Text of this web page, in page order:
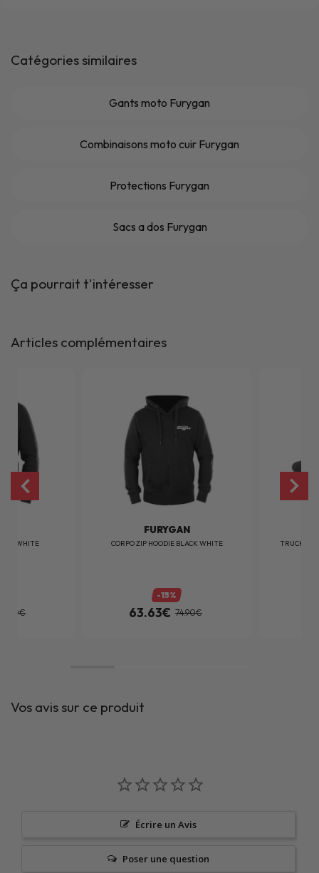
Catégories similaires
Gants moto Furygan
Combinaisons moto cuir Furygan
Protections Furygan
Sacs a dos Furygan
Ça pourrait t'intéresser
Articles complémentaires
WHITE
FURYGAN
CORPO ZIP HOODIE BLACK WHITE
-15%
63.63€ 74.90€
TRUCKER
Vos avis sur ce produit
Écrire un Avis
Poser une question